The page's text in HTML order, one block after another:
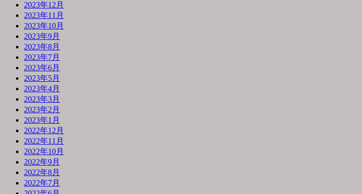
2023年12月
2023年11月
2023年10月
2023年9月
2023年8月
2023年7月
2023年6月
2023年5月
2023年4月
2023年3月
2023年2月
2023年1月
2022年12月
2022年11月
2022年10月
2022年9月
2022年8月
2022年7月